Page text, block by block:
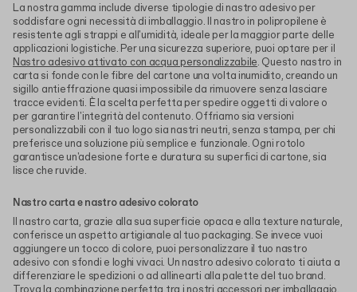
La nostra gamma include diverse tipologie di nastro adesivo per
soddisfare ogni necessità di imballaggio. Il nastro in polipropilene è
resistente agli strappi e all'umidità, ideale per la maggior parte delle
applicazioni logistiche. Per una sicurezza superiore, puoi optare per il
Nastro adesivo attivato con acqua personalizzabile. Questo nastro in
carta si fonde con le fibre del cartone una volta inumidito, creando un
sigillo antieffrazione quasi impossibile da rimuovere senza lasciare
tracce evidenti. È la scelta perfetta per spedire oggetti di valore o
per garantire l'integrità del contenuto. Offriamo sia versioni
personalizzabili con il tuo logo sia nastri neutri, senza stampa, per chi
preferisce una soluzione più semplice e funzionale. Ogni rotolo
garantisce un'adesione forte e duratura su superfici di cartone, sia
lisce che ruvide.
Nastro carta e nastro adesivo colorato
Il nastro carta, grazie alla sua superficie opaca e alla texture naturale,
conferisce un aspetto artigianale al tuo packaging. Se invece vuoi
aggiungere un tocco di colore, puoi personalizzare il tuo nastro
adesivo con sfondi e loghi vivaci. Un nastro adesivo colorato ti aiuta a
differenziare le spedizioni o ad allinearti alla palette del tuo brand.